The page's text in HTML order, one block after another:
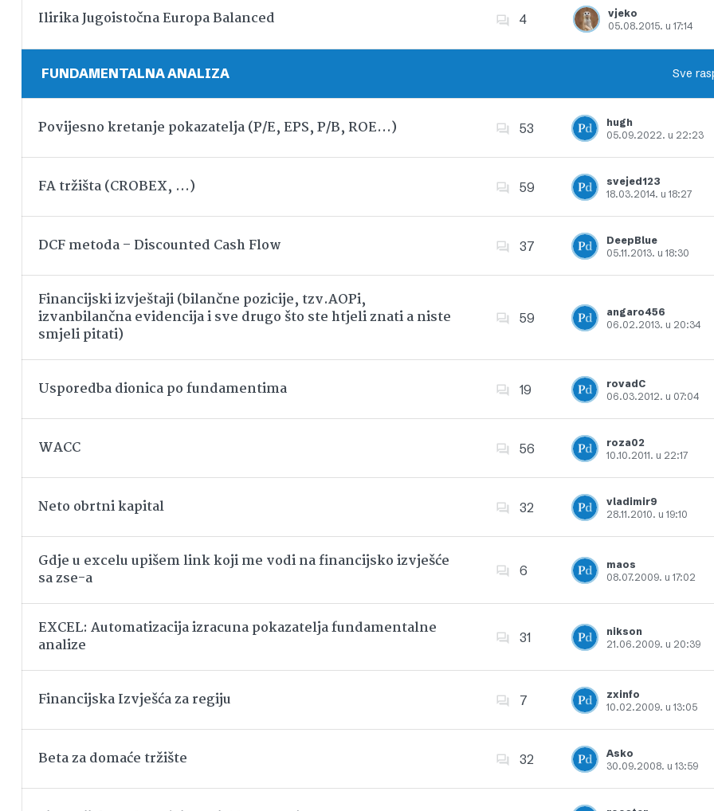
Dodajte u favorite
Ilirika Jugoistočna Europa Balanced 4
vjeko
05.08.2015. u 17:14
Dodajte u favorite
FUNDAMENTALNA ANALIZA Sve
Povijesno kretanje pokazatelja (P/E, EPS, P/B, ROE…) 53
hugh
05.09.2022. u 22:23
Dodajte u favorite
FA tržišta (CROBEX, …) 59
svejed123
18.03.2014. u 18:27
Dodajte u favorite
DCF metoda – Discounted Cash Flow 37
DeepBlue
05.11.2013. u 18:30
Financijski izvještaji (bilančne pozicije, tzv.AOPi,
izvanbilančna evidencija i sve drugo što ste htjeli znati a niste
smjeli pitati)
59
angaro456
06.02.2013. u 20:34
Usporedba dionica po fundamentima 19
rovadC
06.03.2012. u 07:04
Dodajte u favorite
WACC 56
roza02
10.10.2011. u 22:17
Dodajte u favorite
Neto obrtni kapital 32
vladimir9
28.11.2010. u 19:10
Gdje u excelu upišem link koji me vodi na financijsko izvješće
sa zse-a
6
maos
08.07.2009. u 17:02
EXCEL: Automatizacija izracuna pokazatelja fundamentalne
analize
31
nikson
21.06.2009. u 20:39
Financijska Izvješća za regiju 7
zxinfo
10.02.2009. u 13:05
Dodajte u favorite
Beta za domaće tržište 32
Asko
30.09.2008. u 13:59
Dodajte u favorite